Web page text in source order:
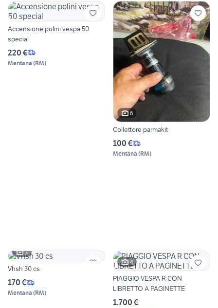
Accensione polini vespa 50
special
220 €
Mentana (RM)
6
Collettore parmakit
100 €
Mentana (RM)
3
Vhsh 30 cs
170 €
Mentana (RM)
4
PIAGGIO VESPA R CON
LIBRETTO A PAGINETTE
1.700 €